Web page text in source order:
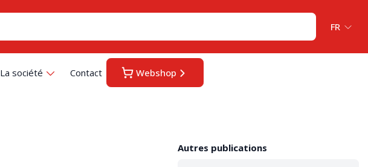
FR
La société Contact Webshop
Autres publications